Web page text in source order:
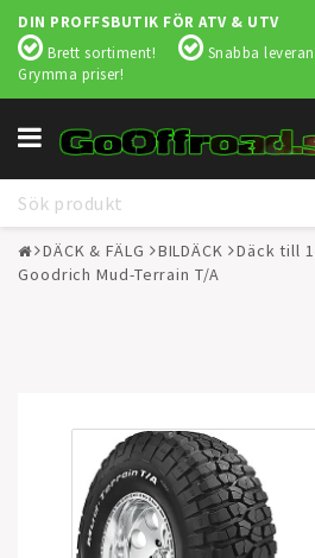
DIN PROFFSBUTIK FÖR ATV & UTV
Brett sortiment!
Snabba
Grymma priser!
Toggle
navigation
DÄCK & FÄLG BILDÄCK Däck till
Goodrich Mud-Terrain T/A